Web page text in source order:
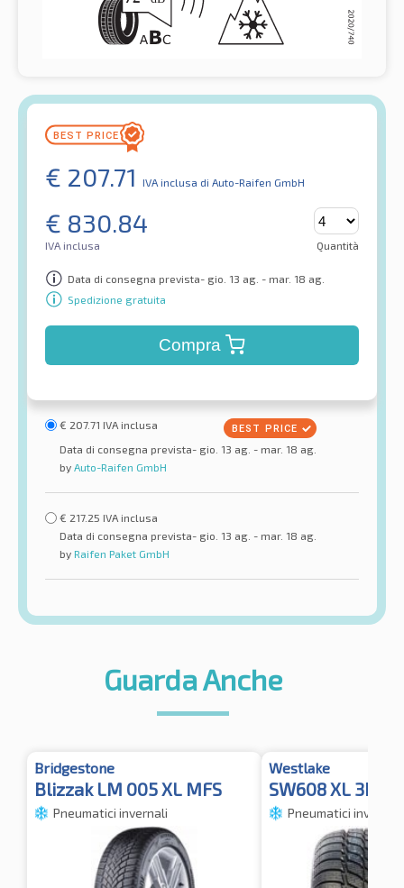
€ 207.71 IVA inclusa di Auto-Raifen GmbH
€ 830.84
IVA inclusa Quantità
Data di consegna prevista- gio. 13 ag. - mar. 18 ag.
Spedizione gratuita
Compra
€ 207.71 IVA inclusa
Data di consegna prevista- gio. 13 ag. - mar. 18 ag.
by Auto-Raifen GmbH
€ 217.25 IVA inclusa
Data di consegna prevista- gio. 13 ag. - mar. 18 ag.
by Raifen Paket GmbH
Guarda Anche
Bridgestone
Blizzak LM 005 XL MFS
Pneumatici invernali
Westlake
SW608 XL
Pneumatici invernali